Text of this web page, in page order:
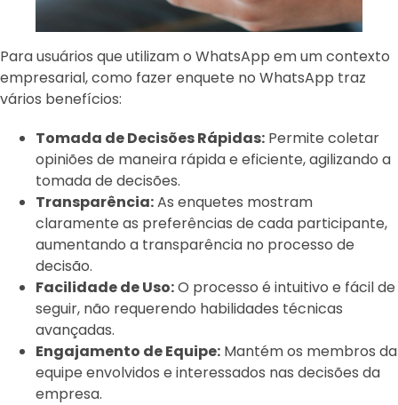
Para usuários que utilizam o WhatsApp em um contexto
empresarial, como fazer enquete no WhatsApp traz
vários benefícios:
Tomada de Decisões Rápidas: Permite coletar
opiniões de maneira rápida e eficiente, agilizando a
tomada de decisões.
Transparência:As enquetes mostram
claramente as preferências de cada participante,
aumentando a transparência no processo de
decisão.
Facilidade de Uso:O processo é intuitivo e fácil de
seguir, não requerendo habilidades técnicas
avançadas.
Engajamento de Equipe: Mantém os membros da
equipe envolvidos e interessados nas decisões da
empresa.